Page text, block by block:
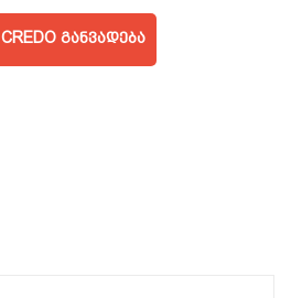
CREDO ᲒᲐᲜᲕᲐᲓᲔᲑᲐ